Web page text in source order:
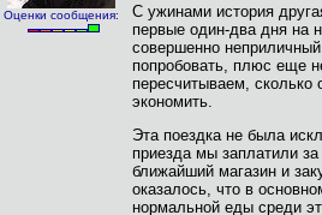
Оценки сообщения:
С ужинами история
первые один-два дня на
совершенно
попробовать, плюс еще
пересчитываем, сколько
экономить.
Эта поездка не была
приезда мы заплатили
ближайший магазин и
оказалось, что в
нормальной еды среди